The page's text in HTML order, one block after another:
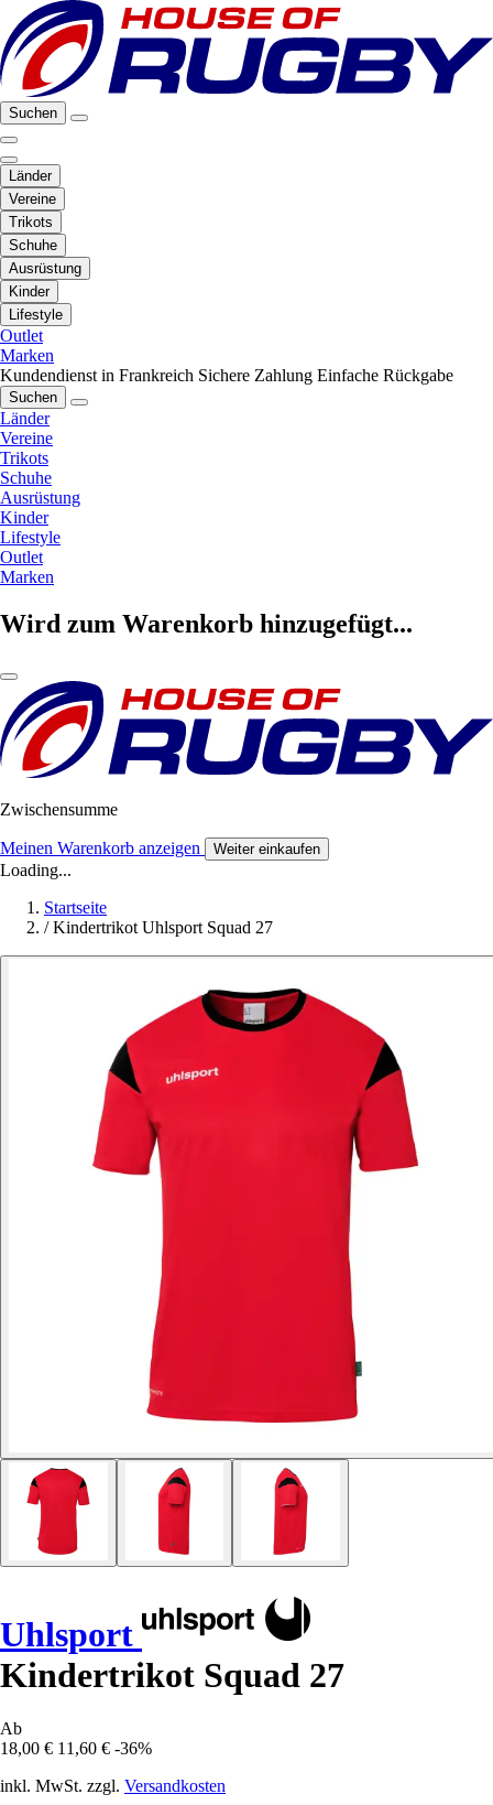
Suchen
Länder
Vereine
Trikots
Schuhe
Ausrüstung
Kinder
Lifestyle
Outlet
Marken
Kundendienst in Frankreich Sichere Zahlung Einfache Rückgabe
Suchen
Länder
Vereine
Trikots
Schuhe
Ausrüstung
Kinder
Lifestyle
Outlet
Marken
Wird zum Warenkorb hinzugefügt...
Zwischensumme
Meinen Warenkorb anzeigen Weiter einkaufen
Loading...
Startseite
/ Kindertrikot Uhlsport Squad 27
Uhlsport
Kindertrikot Squad 27
Ab
18,00 € 11,60 € -36%
inkl. MwSt. zzgl. Versandkosten